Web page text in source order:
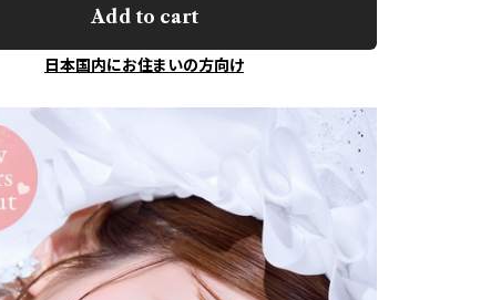
Add to cart
日本国内にお住まいの方向け